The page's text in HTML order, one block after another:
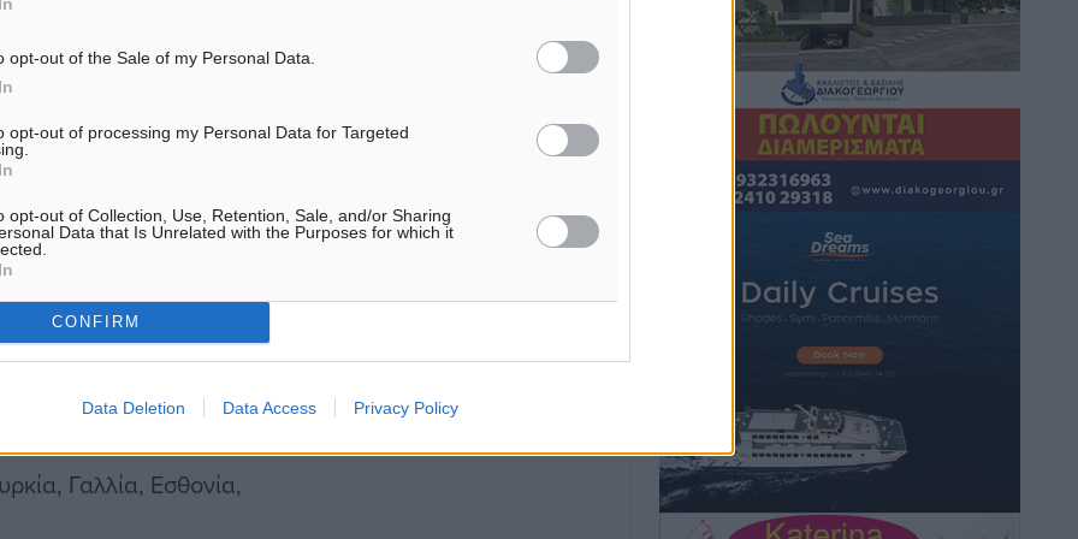
opt-out of the Sale of my Personal Data.
opt-out of processing my Personal Data for Targeted
opt-out of Collection, Use, Retention, Sale, and/or Sharing
Data that Is Unrelated with the Purposes for which it
CONFIRM
Data Deletion Data Access Privacy Policy
κατακτώντας και
Πρωτάθλημα, ενώ η
υποσχόμενο
ελληνικού beach volley.
Volley Nations Cup
τη συμμετοχή
στο Εσπίνιο της
Γαλλία, Εσθονία,
μονόδρομο στο Μαστιχάρι –
Αναποδογύρισε όχημα με μητέρα και
5χρονο παιδί
Τοπικές Ειδήσεις• πριν 2 ώρες
“Η Ευρώπη αντιμετώπιζε το
προσφυγικό σαν ταινία τρόμου” – Η
συγκλονιστική μαρτυρία της Χαρούλας
Γιασιράνη στον RV για τα γεγονότα που
οδήγησαν στο Σύμφωνο της Λέρου
Τοπικές Ειδήσεις • πριν 2 ώρες
Συναυλία με τον Γιάννη Κότσιρα στις
21 Αυγούστου
Πολιτιστικά• πριν 2 ώρες
Επιτροπής Ρόδου αύριο Παρασκευή 7